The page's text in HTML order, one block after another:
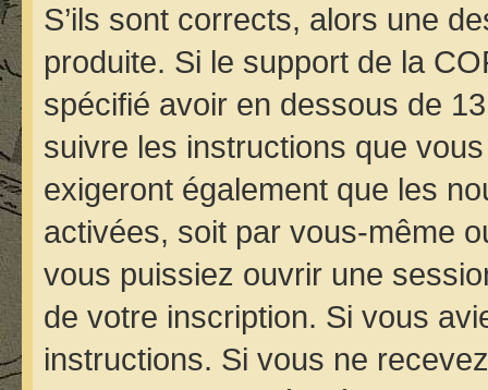
S’ils sont corrects, alors une
produite. Si le support de la
spécifié avoir en dessous de
suivre les instructions que
exigeront également que les
activées, soit par vous-même
vous puissiez ouvrir une
de votre inscription. Si vous
instructions. Si vous ne